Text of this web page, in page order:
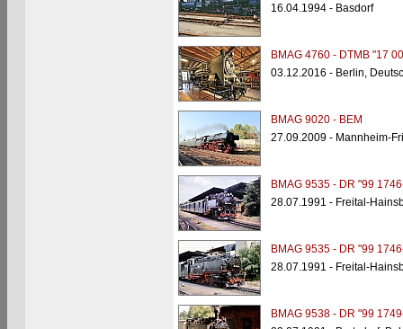
16.04.1994 - Basdorf
BMAG 4760 - DTMB "17
03.12.2016 - Berlin,
BMAG 9020 - BEM
27.09.2009 - Mannheim-
BMAG 9535 - DR "99
28.07.1991 - Freital-
BMAG 9535 - DR "99
28.07.1991 - Freital-
BMAG 9538 - DR "99